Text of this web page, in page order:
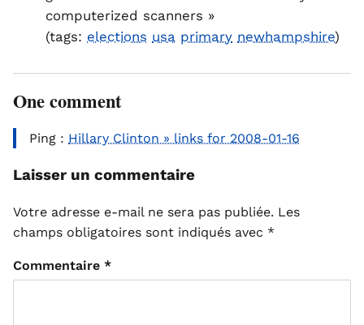
computerized scanners »
(tags: elections usa primary newhampshire)
One comment
Ping : Hillary Clinton » links for 2008-01-16
Laisser un commentaire
Votre adresse e-mail ne sera pas publiée. Les
champs obligatoires sont indiqués avec *
Commentaire *